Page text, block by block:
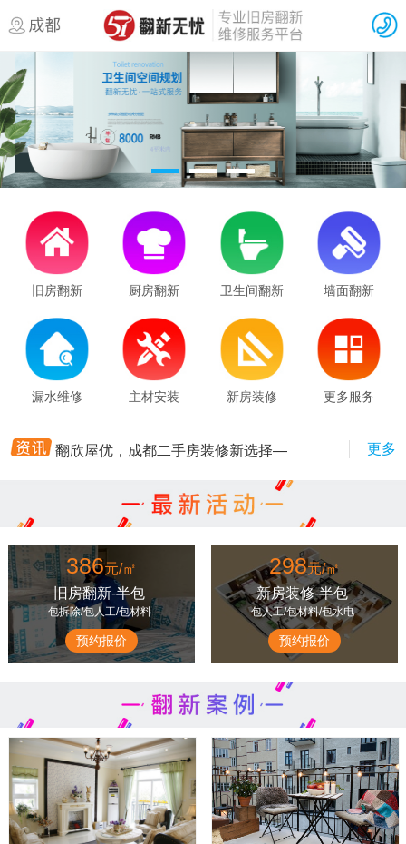
旧房翻新 厨房翻新 卫生间翻新 墙面翻新
漏水维修 主材安装 新房装修 更多服务
成都墙面翻新服务：老房二手房刷新
翻欣屋优，成都二手房装修新选择—
成都老旧小区二手房装修流程及工期
成都老房翻新需要办理的装修手续
成都老房翻新攻略：墙面翻新步骤及
成都二手房简装攻略：预算有限也能
成都老房翻新注意事项，承重墙改造
成都二手房局部翻新价格及厨卫改造
成都二手房装修避坑指南：选对装修
翻欣屋优，成都二手房装修新选择—
成都老旧小区二手房装修流程及工期
成都老房翻新需要办理的装修手续
成都老房翻新攻略：墙面翻新步骤及
成都二手房简装攻略：预算有限也能
成都旧房翻新全攻略：水电改造避坑
成都老房翻新注意事项，承重墙改造
成都二手房装修避坑指南：选对装修
更多
386元/㎡
旧房翻新-半包
包拆除/包人工/包材料
预约报价
298元/㎡
新房装修-半包
包人工/包材料/包水电
预约报价